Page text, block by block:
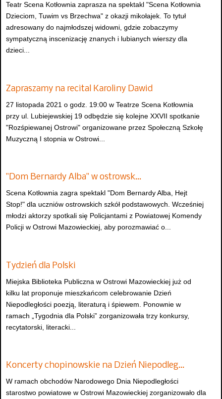
Teatr Scena Kotłownia zaprasza na spektakl "Scena Kotłownia
Dzieciom, Tuwim vs Brzechwa" z okazji mikołajek. To tytuł
adresowany do najmłodszej widowni, gdzie zobaczymy
sympatyczną inscenizację znanych i lubianych wierszy dla
dzieci...
Zapraszamy na recital Karoliny Dawid
27 listopada 2021 o godz. 19:00 w Teatrze Scena Kotłownia
przy ul. Lubiejewskiej 19 odbędzie się kolejne XXVII spotkanie
"Rozśpiewanej Ostrowi" organizowane przez Społeczną Szkołę
Muzyczną I stopnia w Ostrowi...
"Dom Bernardy Alba" w ostrowsk…
Scena Kotłownia zagra spektakl "Dom Bernardy Alba, Hejt
Stop!" dla uczniów ostrowskich szkół podstawowych. Wcześniej
młodzi aktorzy spotkali się Policjantami z Powiatowej Komendy
Policji w Ostrowi Mazowieckiej, aby porozmawiać o...
Tydzień dla Polski
Miejska Biblioteka Publiczna w Ostrowi Mazowieckiej już od
kilku lat proponuje mieszkańcom celebrowanie Dzień
Niepodległości poezją, literaturą i śpiewem. Ponownie w
ramach „Tygodnia dla Polski” zorganizowała trzy konkursy,
recytatorski, literacki...
Koncerty chopinowskie na Dzień Niepodleg…
W ramach obchodów Narodowego Dnia Niepodległości
starostwo powiatowe w Ostrowi Mazowieckiej zorganizowało dla